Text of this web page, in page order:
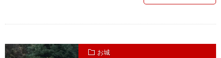
お城